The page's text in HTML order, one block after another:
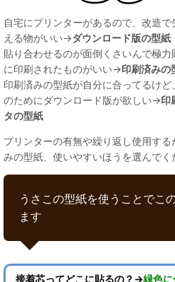
自宅にプリンターがあるので、改造
える物がいい→ダウンロード版の型紙
貼り合わせるのが面倒くさいんで極
に印刷されたものがいい→印刷済みの
印刷済みの型紙が自分に合ってるけ
のためにダウンロード版が欲しい→印
タの型紙
プリンターの有無や繰り返し使用す
みの型紙、使いやすいほうを選んでく
うさこの型紙を使うことでこ
ます
接着芯ってどこに貼るの？→緑色